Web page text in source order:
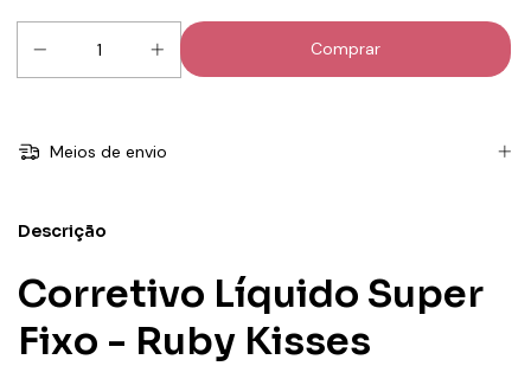
Meios de envio
Descrição
Corretivo Líquido Super
Fixo - Ruby Kisses